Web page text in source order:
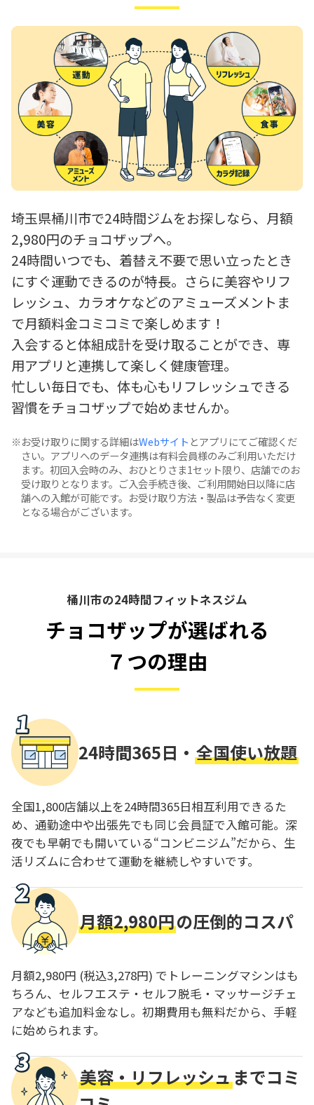
埼玉県桶川市で24時間ジムをお探しなら、月額
2,980円のチョコザップへ。
24時間いつでも、着替え不要で思い立ったとき
にすぐ運動できるのが特長。さらに美容やリフ
レッシュ、カラオケなどのアミューズメントま
で月額料金コミコミで楽しめます！
入会すると体組成計を受け取ることができ、専
用アプリと連携して楽しく健康管理。
忙しい毎日でも、体も心もリフレッシュできる
習慣をチョコザップで始めませんか。
お受け取りに関する詳細はWebサイト とアプリにてご確認くだ
さい。アプリへのデータ連携は有料会員様のみご利用いただけ
ます。初回入会時のみ、おひとりさま1セット限り、店舗でのお
受け取りとなります。ご入会手続き後、ご利用開始日以降に店
舗への入館が可能です。お受け取り方法・製品は予告なく変更
となる場合がございます。
桶川市の24時間フィットネスジム
チョコザップが選ばれる
７つの理由
24時間365日・ 全国使い放題
全国1,800店舗以上を24時間365日相互利用できるた
め、通勤途中や出張先でも同じ会員証で入館可能。深
夜でも早朝でも開いている“コンビニジム”だから、生
活リズムに合わせて運動を継続しやすいです。
月額2,980円の圧倒的コスパ
月額2,980円 (税込3,278円) でトレーニングマシンはも
ちろん、セルフエステ・セルフ脱毛・マッサージチェ
アなども追加料金なし。初期費用も無料だから、手軽
に始められます。
美容・リフレッシュまでコミ